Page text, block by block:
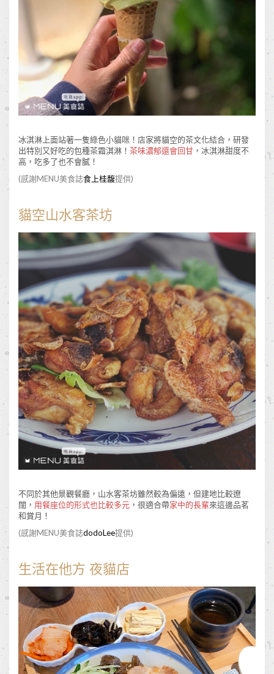
冰淇淋上面站著一隻綠色小貓咪！店家將貓空的茶文化結合，研發
出特別又好吃的包種茶霜淇淋！ 茶味濃郁還會回甘 ，冰淇淋甜度不
高，吃多了也不會膩！
(感謝MENU美食誌食上桂馥提供)
貓空山水客茶坊
不同於其他景觀餐廳，山水客茶坊雖然較為偏遠，但建地比較遼
闊， 用餐座位的形式也比較多元 ，很適合帶家中的長輩來這邊品茗
和賞月！
(感謝MENU美食誌dodoLee提供)
生活在他方 夜貓店